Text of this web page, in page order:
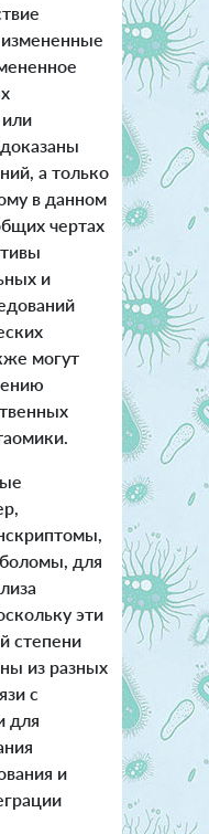
а только
в данном
чертах
и
могут
для
эти
степени
из разных
с
для
и